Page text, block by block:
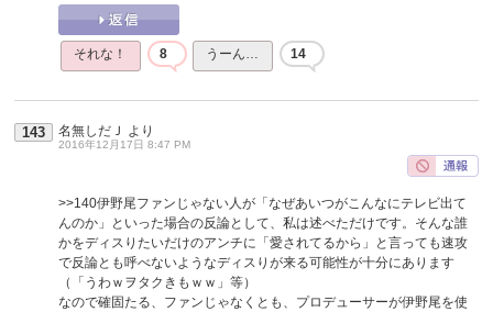
それな！ 8 うーん… 14
143 名無しだＪ より
2016年12月17日 8:47 PM
>>140伊野尾ファンじゃない人が「なぜあいつがこんなにテレビ出て
んのか」といった場合の反論として、私は述べただけです。そんな誰
かをディスりたいだけのアンチに「愛されてるから」と言っても速攻
で反論とも呼べないようなディスりが来る可能性が十分にあります
（「うわｗヲタクきもｗｗ」等）
なので確固たる、ファンじゃなくとも、プロデューサーが伊野尾を使